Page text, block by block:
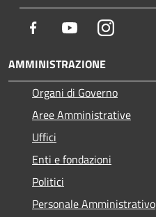
Facebook YoutubeInstagram
AMMINISTRAZIONE
Organi di Governo
Aree Amministrative
Uffici
Enti e fondazioni
Politici
Personale Amministrativo